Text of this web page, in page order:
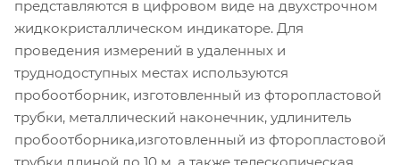
представляются в цифровом виде на двухстрочном
жидкокристаллическом индикаторе. Для
проведения измерений в удаленных и
труднодоступных местах используются
пробоотборник, изготовленный из фторопластовой
трубки, металлический наконечник, удлинитель
пробоотборника,изготовленный из фторопластовой